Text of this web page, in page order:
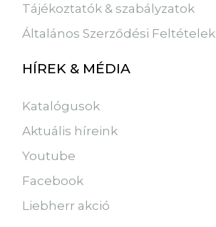
Tájékoztatók & szabályzatok
Általános Szerződési Feltételek
HÍREK & MÉDIA
Katalógusok
Aktuális híreink
Youtube
Facebook
Liebherr akció